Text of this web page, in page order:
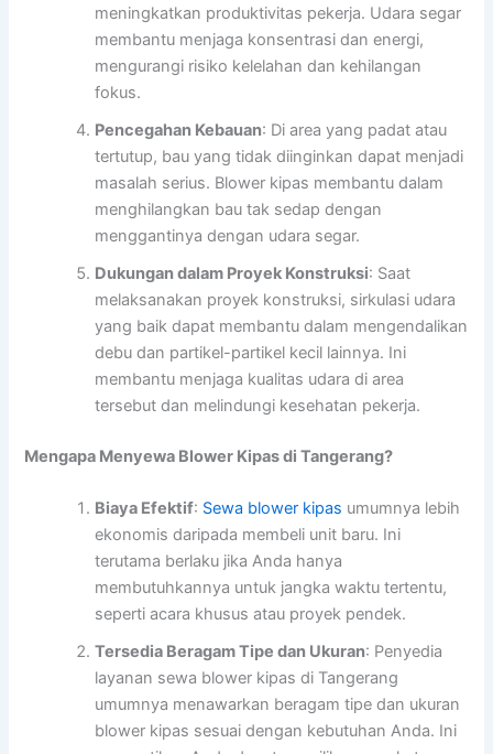
meningkatkan produktivitas pekerja. Udara segar
membantu menjaga konsentrasi dan energi,
mengurangi risiko kelelahan dan kehilangan
fokus.
Pencegahan Kebauan: Di area yang padat atau
tertutup, bau yang tidak diinginkan dapat menjadi
masalah serius. Blower kipas membantu dalam
menghilangkan bau tak sedap dengan
menggantinya dengan udara segar.
Dukungan dalam Proyek Konstruksi: Saat
melaksanakan proyek konstruksi, sirkulasi udara
yang baik dapat membantu dalam mengendalikan
debu dan partikel-partikel kecil lainnya. Ini
membantu menjaga kualitas udara di area
tersebut dan melindungi kesehatan pekerja.
Mengapa Menyewa Blower Kipas di Tangerang?
Biaya Efektif: Sewa blower kipas umumnya lebih
ekonomis daripada membeli unit baru. Ini
terutama berlaku jika Anda hanya
membutuhkannya untuk jangka waktu tertentu,
seperti acara khusus atau proyek pendek.
Tersedia Beragam Tipe dan Ukuran: Penyedia
layanan sewa blower kipas di Tangerang
umumnya menawarkan beragam tipe dan ukuran
blower kipas sesuai dengan kebutuhan Anda. Ini